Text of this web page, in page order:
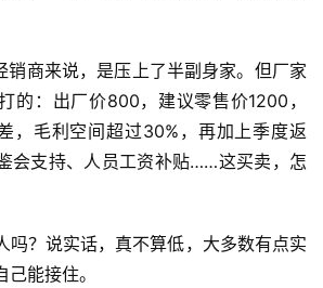
商来说，是压上了半副身家。但厂家
的：出厂价800，建议零售价1200，
，毛利空间超过30%，再加上季度返
会支持、人员工资补贴……这买卖，怎
吗？说实话，真不算低，大多数有点实
能接住。